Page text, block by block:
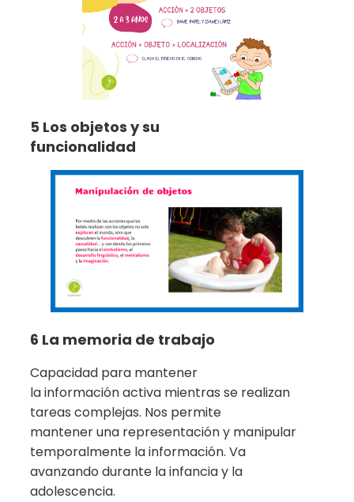
5 Los objetos y su
funcionalidad
6 La memoria de trabajo
Capacidad para mantener
la información activa mientras se realizan
tareas complejas. Nos permite
mantener una representación y manipular
temporalmente la información. Va
avanzando durante la infancia y la
adolescencia.